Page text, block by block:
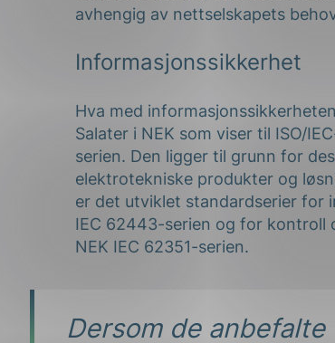
avhengig av nettselskapets
Informasjonssikkerhet
Hva med
Salater i NEK som viser til ISO/
serien. Den ligger til grunn for
elektrotekniske produkter og
er det utviklet standardserier for
IEC 62443-serien og for kontroll
NEK IEC 62351-serien.
Dersom de anbefalte